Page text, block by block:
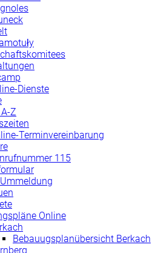
Dienste
Z
Terminvereinbarung
115
Online
Bebauugsplanübersicht Berkach